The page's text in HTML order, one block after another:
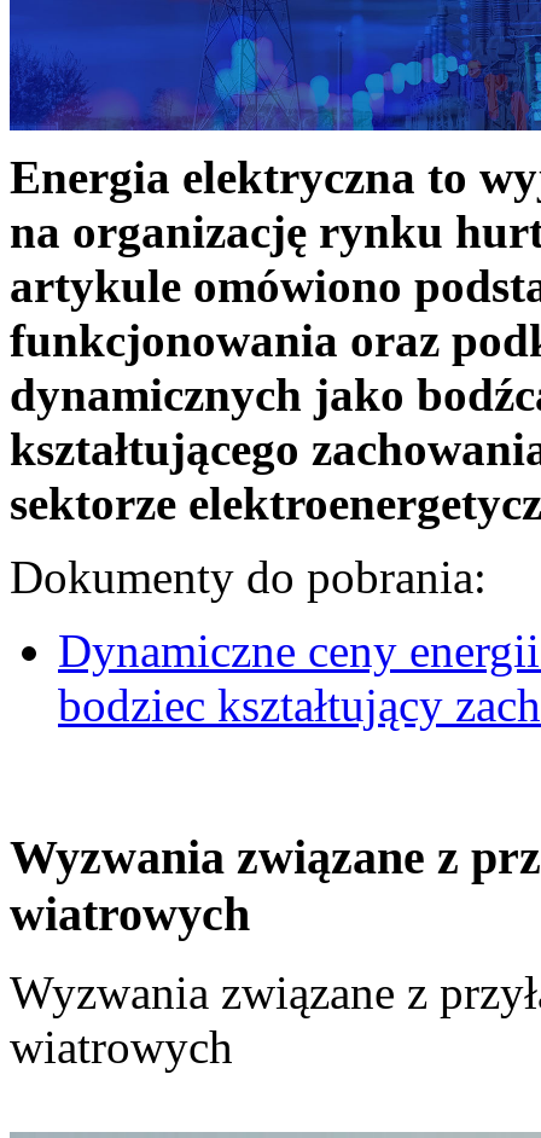
Energia elektryczna to
na organizację rynku
artykule omówiono
funkcjonowania oraz
dynamicznych jako
kształtującego
sektorze
Dokumenty do pobrania:
Dynamiczne ceny
bodziec kształtujący
Wyzwania związane z
wiatrowych
Wyzwania związane z
wiatrowych